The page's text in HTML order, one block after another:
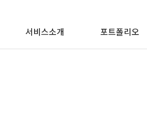
서비스소개 포트폴리오